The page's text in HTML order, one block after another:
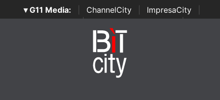
▾ G11 Media: ChannelCity ImpresaCity
SecurityOpenLab | Italian Channel Awards | Italian
Italian Security Awards